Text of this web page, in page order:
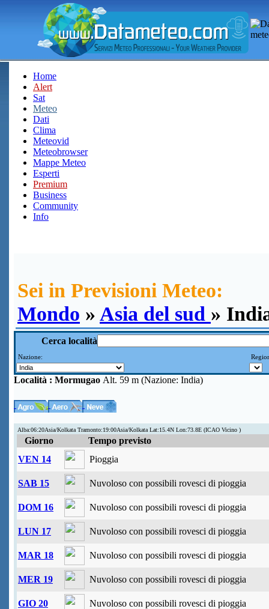
Home
Alert
Sat
Meteo
Dati
Clima
Meteovid
Meteobrowser
Mappe Meteo
Esperti
Premium
Business
Community
Info
Sei in Previsioni Meteo:
Mondo » Asia del sud »
Cerca località
Nazione:
Località : Mormugao Alt. 59 m (Nazione: India)
Alba:06:20Asia/Kolkata Tramonto:19:00Asia/Kolkata Lat:15.4N Lon:73.8E (ICAO Vicino )
Giorno
Tempo previsto
VEN 14
Pioggia
SAB 15 Nuvoloso con possibili rovesci di pioggia
DOM 16 Nuvoloso con possibili rovesci di pioggia
LUN 17 Nuvoloso con possibili rovesci di pioggia
MAR 18 Nuvoloso con possibili rovesci di pioggia
MER 19 Nuvoloso con possibili rovesci di pioggia
GIO 20 Nuvoloso con possibili rovesci di pioggia